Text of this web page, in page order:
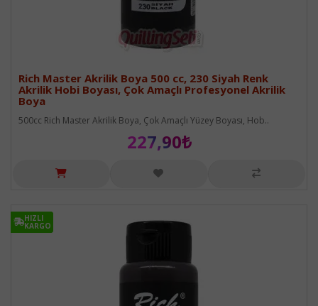
Rich Master Akrilik Boya 500 cc, 230 Siyah Renk
Akrilik Hobi Boyası, Çok Amaçlı Profesyonel Akrilik
Boya
500cc Rich Master Akrilik Boya, Çok Amaçlı Yüzey Boyası, Hob..
227,90₺
HIZLI
KARGO
HIZLI
KARGO